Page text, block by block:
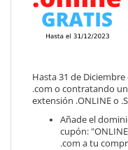
Hasta 31 de
.com o contratando
extensión .ONLINE o
Añade el
cupón:
.com a tu